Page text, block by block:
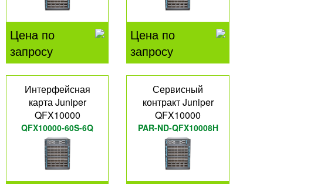
Цена по
запросу
Цена по
запросу
Интерфейсная
карта Juniper
QFX10000
QFX10000-60S-6Q
Сервисный
контракт Juniper
QFX10000
PAR-ND-QFX10008H